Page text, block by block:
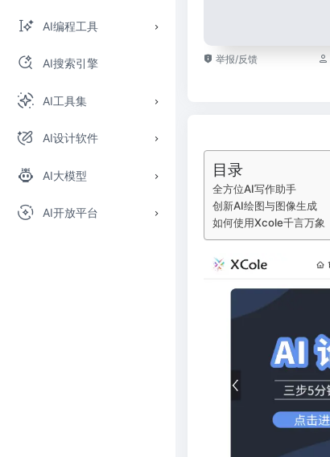
AI编程工具
AI搜索引擎
AI工具集
AI设计软件
AI大模型
AI开放平台
举报/反馈
目录
全方位AI写作助手
创新AI绘图与图像生成
如何使用Xcole千言万象